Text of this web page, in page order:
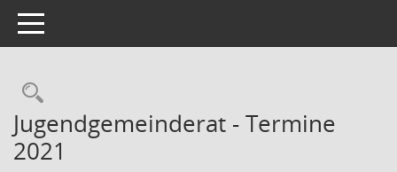
Toggle navigation
Rechercheauswahl
Jugendgemeinderat - Termine
2021